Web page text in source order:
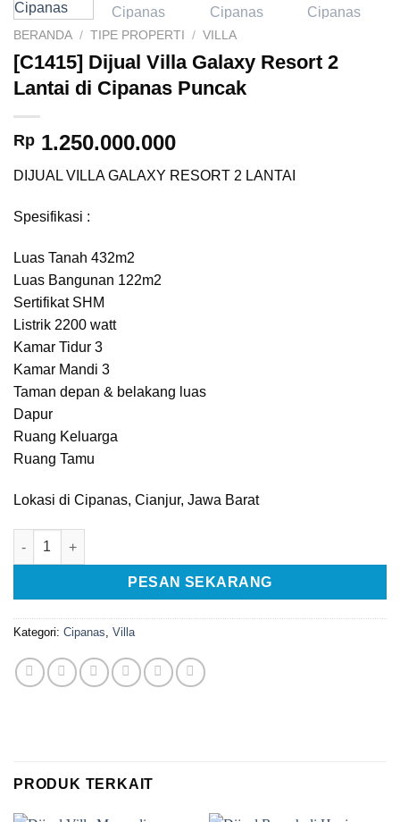
BERANDA / TIPE PROPERTI / VILLA
[C1415] Dijual Villa Galaxy Resort 2
Lantai di Cipanas Puncak
Rp 1.250.000.000
DIJUAL VILLA GALAXY RESORT 2 LANTAI
Spesifikasi :
Luas Tanah 432m2
Luas Bangunan 122m2
Sertifikat SHM
Listrik 2200 watt
Kamar Tidur 3
Kamar Mandi 3
Taman depan & belakang luas
Dapur
Ruang Keluarga
Ruang Tamu
Lokasi di Cipanas, Cianjur, Jawa Barat
Kuantitas [C1415] Dijual Villa Galaxy Resort 2 Lantai di
PESAN SEKARANG
Kategori: Cipanas, Villa
PRODUK TERKAIT